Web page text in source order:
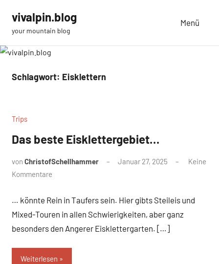
Inhalt
springen
vivalpin.blog
your mountain blog
Menü
Schlagwort: Eisklettern
Trips
Das beste Eisklettergebiet…
von ChristofSchellhammer Januar 27, 2025
Keine
Kommentare
… könnte Rein in Taufers sein. Hier gibts Steileis und
Mixed-Touren in allen Schwierigkeiten, aber ganz
besonders den Angerer Eisklettergarten. […]
Weiterlesen